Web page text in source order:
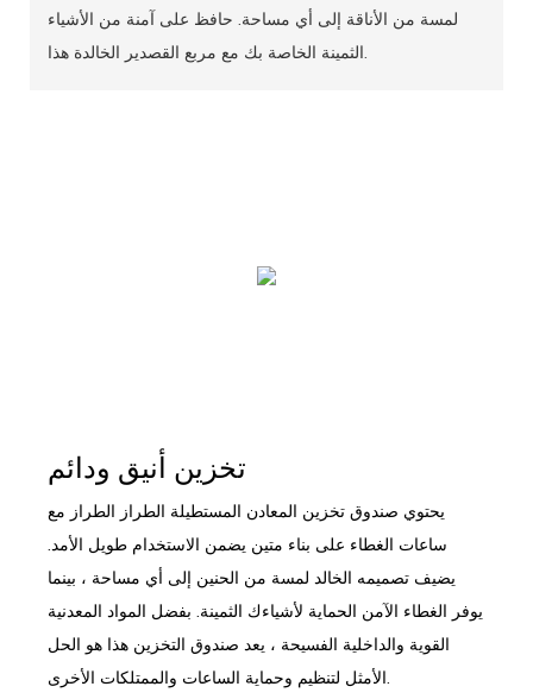
لمسة من الأناقة إلى أي مساحة. حافظ على آمنة من الأشياء
الثمينة الخاصة بك مع مربع القصدير الخالدة هذا.
تخزين أنيق ودائم
يحتوي صندوق تخزين المعادن المستطيلة الطراز الطراز مع
ساعات الغطاء على بناء متين يضمن الاستخدام طويل الأمد.
يضيف تصميمه الخالد لمسة من الحنين إلى أي مساحة ، بينما
يوفر الغطاء الآمن الحماية لأشياءك الثمينة. بفضل المواد المعدنية
القوية والداخلية الفسيحة ، يعد صندوق التخزين هذا هو الحل
الأمثل لتنظيم وحماية الساعات والممتلكات الأخرى.